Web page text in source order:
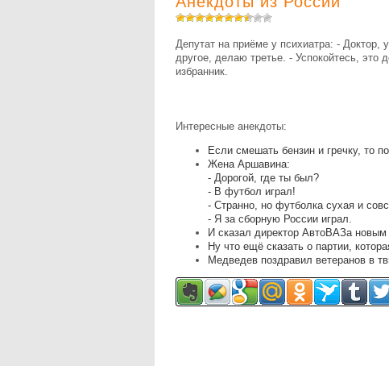
Депутат на приёме у психиатра: -
другое, делаю третье. - Успокойтесь,
избранник.
Интересные анекдоты:
Если смешать бензин и гречку, то
Жена Аршавина:
- Дорогой, где ты был?
- В футбол играл!
- Странно, но футболка сухая и
- Я за сборную России играл.
И сказал директор АвтоВАЗа
Ну что ещё сказать о партии,
Медведев поздравил ветеранов в